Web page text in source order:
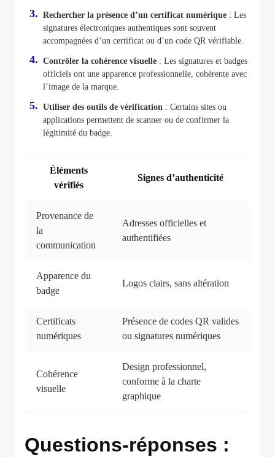
Rechercher la présence d’un certificat numérique : Les
signatures électroniques authentiques sont souvent
accompagnées d’un certificat ou d’un code QR vérifiable.
Contrôler la cohérence visuelle : Les signatures et badges
officiels ont une apparence professionnelle, cohérente avec
l’image de la marque.
Utiliser des outils de vérification : Certains sites ou
applications permettent de scanner ou de confirmer la
légitimité du badge.
Éléments
vérifiés
Signes d’authenticité
Provenance de
la
communication
Adresses officielles et
authentifiées
Apparence du
badge
Logos clairs, sans altération
Certificats
numériques
Présence de codes QR valides
ou signatures numériques
Cohérence
visuelle
Design professionnel,
conforme à la charte
graphique
Questions-réponses :